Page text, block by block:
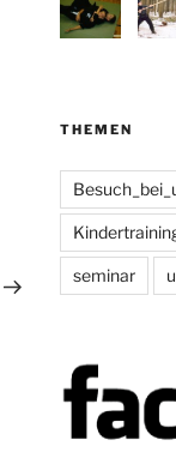
Nächster
THEMEN
seminar